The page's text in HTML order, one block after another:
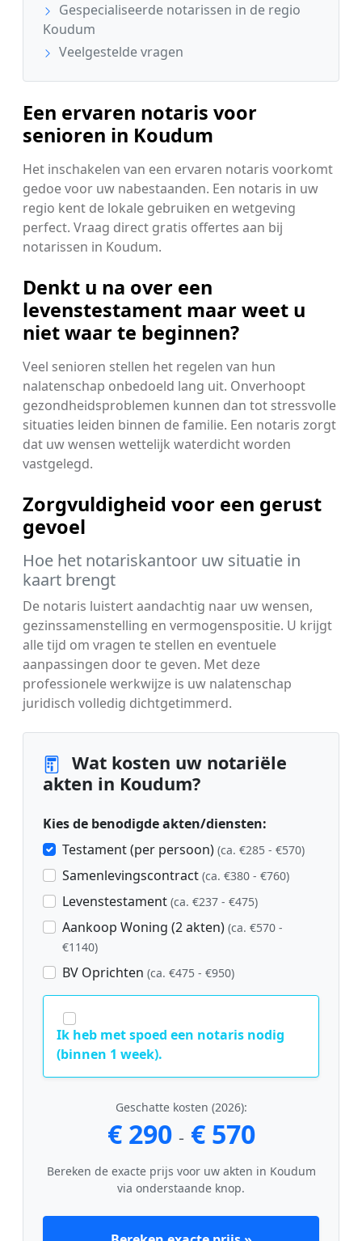
Gespecialiseerde notarissen in de regio
Koudum
Veelgestelde vragen
Een ervaren notaris voor
senioren in Koudum
Het inschakelen van een ervaren notaris voorkomt
gedoe voor uw nabestaanden. Een notaris in uw
regio kent de lokale gebruiken en wetgeving
perfect. Vraag direct gratis offertes aan bij
notarissen in Koudum.
Denkt u na over een
levenstestament maar weet u
niet waar te beginnen?
Veel senioren stellen het regelen van hun
nalatenschap onbedoeld lang uit. Onverhoopt
gezondheidsproblemen kunnen dan tot stressvolle
situaties leiden binnen de familie. Een notaris zorgt
dat uw wensen wettelijk waterdicht worden
vastgelegd.
Zorgvuldigheid voor een gerust
gevoel
Hoe het notariskantoor uw situatie in
kaart brengt
De notaris luistert aandachtig naar uw wensen,
gezinssamenstelling en vermogenspositie. U krijgt
alle tijd om vragen te stellen en eventuele
aanpassingen door te geven. Met deze
professionele werkwijze is uw nalatenschap
juridisch volledig dichtgetimmerd.
Wat kosten uw notariële
akten in Koudum?
Kies de benodigde akten/diensten:
Testament (per persoon) (ca. €285 - €570)
Samenlevingscontract (ca. €380 - €760)
Levenstestament (ca. €237 - €475)
Aankoop Woning (2 akten) (ca. €570 -
€1140)
BV Oprichten (ca. €475 - €950)
Ik heb met spoed een notaris nodig
(binnen 1 week).
Geschatte kosten (2026):
€ 290 - € 570
Bereken de exacte prijs voor uw akten in Koudum
via onderstaande knop.